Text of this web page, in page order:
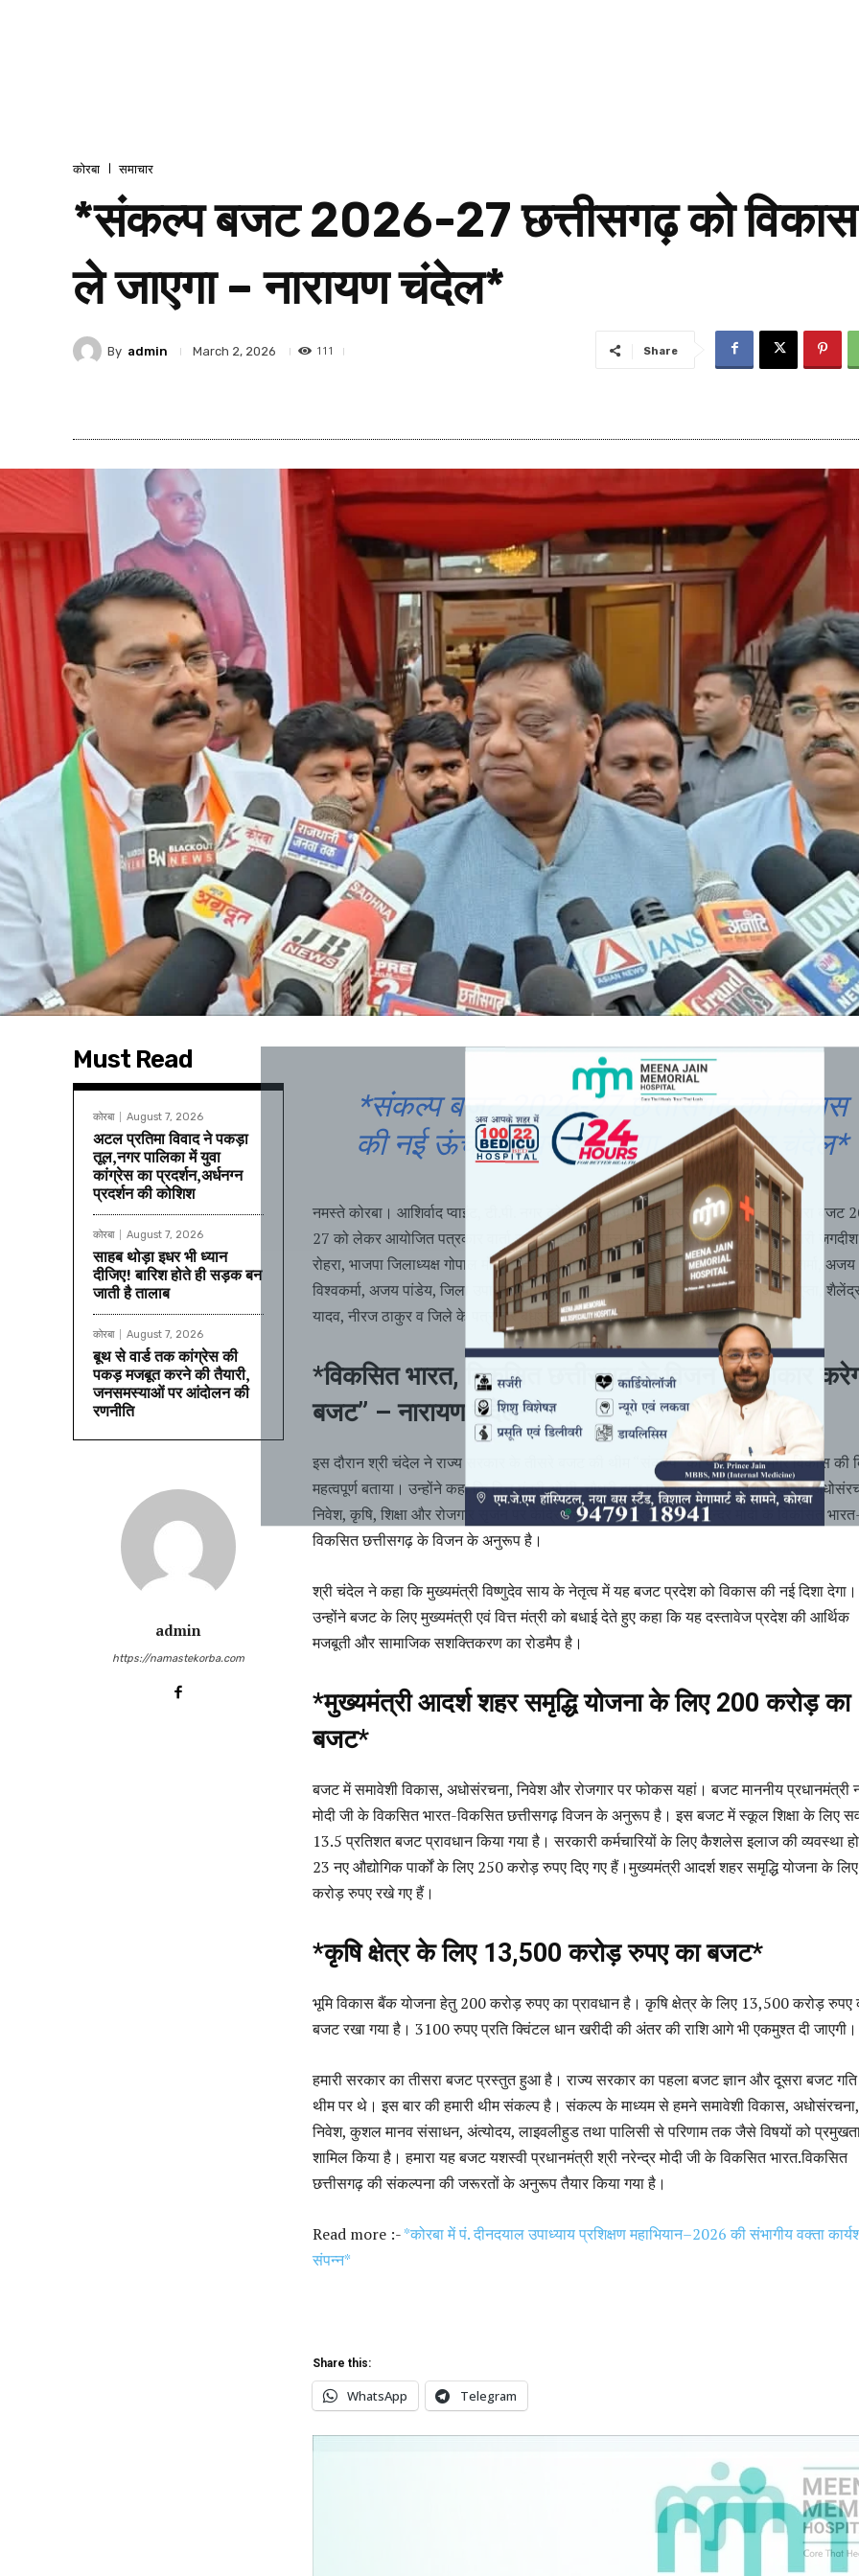
कोरबा समाचार
*संकल्प बजट 2026-27 छत्तीसगढ़ को विकास
ले जाएगा – नारायण चंदेल*
By admin March 2, 2026 111 Share
Must Read
कोरबा August 7, 2026
अटल प्रतिमा विवाद ने पकड़ा
तूल,नगर पालिका में युवा
कांग्रेस का प्रदर्शन,अर्धनग्न
प्रदर्शन की कोशिश
कोरबा August 7, 2026
साहब थोड़ा इधर भी ध्यान
दीजिए! बारिश होते ही सड़क बन
जाती है तालाब
कोरबा August 7, 2026
बूथ से वार्ड तक कांग्रेस की
पकड़ मजबूत करने की तैयारी,
जनसमस्याओं पर आंदोलन की
रणनीति
admin
https://namastekorba.com
*संकल्प बजट 2026-27 छत्तीसगढ़ को विकास
की नई ऊंचाइयों पर ले जाएगा – नारायण चंदेल*
नमस्ते कोरबा। आशिर्वाद प्वाइंट, टी.पी. नगर कोरबा में आज पूर्व नेता प्रतिपक्ष नारायण चंदेल द्वारा बजट
27 को लेकर आयोजित पत्रकार वार्ता सफलतापूर्वक संपन्न हुई। पत्रकार वार्ता में संभाग प्रभारी जगदीश
रोहरा, भाजपा जिलाध्यक्ष गोपाल मोदी, सह संभाग प्रभारी रायपुर डॉ राजीव सिंह, जिला संजय शर्मा, अजय
विश्वकर्मा, अजय पांडेय, जिला उपाध्यक्ष योगेश जैन, लक्की नंदा, जिला मीडिया प्रभारी अर्जुन गुप्ता,
यादव, नीरज ठाकुर व जिले के पत्रकार बंधुओं की उल्लेखनीय उपस्थिति रही।
*विकसित भारत, विकसित छत्तीसगढ़ के विजन को साकार
बजट” – नारायण चंदेल*
इस दौरान श्री चंदेल ने राज्य सरकार के तीसरे बजट की थीम “संकल्प” को प्रदेश के समग्र विकास की
महत्वपूर्ण बताया। उन्होंने कहा कि वित्त मंत्री ओ.पी. चौधरी द्वारा प्रस्तुत बजट समावेशी विकास,
निवेश, कृषि, शिक्षा और रोजगार सृजन पर केंद्रित है तथा यह प्रधानमंत्री नरेन्द्र मोदी के विकसित
विकसित छत्तीसगढ़ के विजन के अनुरूप है।
श्री चंदेल ने कहा कि मुख्यमंत्री विष्णुदेव साय के नेतृत्व में यह बजट प्रदेश को विकास की नई दिशा देगा।
उन्होंने बजट के लिए मुख्यमंत्री एवं वित्त मंत्री को बधाई देते हुए कहा कि यह दस्तावेज प्रदेश की आर्थिक
मजबूती और सामाजिक सशक्तिकरण का रोडमैप है।
*मुख्यमंत्री आदर्श शहर समृद्धि योजना के लिए 200 करोड़ का
बजट*
बजट में समावेशी विकास, अधोसंरचना, निवेश और रोजगार पर फोकस यहां। बजट माननीय प्रधानमंत्री
मोदी जी के विकसित भारत-विकसित छत्तीसगढ़ विजन के अनुरूप है। इस बजट में स्कूल शिक्षा के लिए
13.5 प्रतिशत बजट प्रावधान किया गया है। सरकारी कर्मचारियों के लिए कैशलेस इलाज की व्यवस्था
23 नए औद्योगिक पार्कों के लिए 250 करोड़ रुपए दिए गए हैं।मुख्यमंत्री आदर्श शहर समृद्धि योजना के
करोड़ रुपए रखे गए हैं।
*कृषि क्षेत्र के लिए 13,500 करोड़ रुपए का बजट*
भूमि विकास बैंक योजना हेतु 200 करोड़ रुपए का प्रावधान है। कृषि क्षेत्र के लिए 13,500 करोड़ रुपए
बजट रखा गया है। 3100 रुपए प्रति क्विंटल धान खरीदी की अंतर की राशि आगे भी एकमुश्त दी जाएगी।
हमारी सरकार का तीसरा बजट प्रस्तुत हुआ है। राज्य सरकार का पहला बजट ज्ञान और दूसरा बजट
थीम पर थे। इस बार की हमारी थीम संकल्प है। संकल्प के माध्यम से हमने समावेशी विकास, अधोसंरचना,
निवेश, कुशल मानव संसाधन, अंत्योदय, लाइवलीहुड तथा पालिसी से परिणाम तक जैसे विषयों को
शामिल किया है। हमारा यह बजट यशस्वी प्रधानमंत्री श्री नरेन्द्र मोदी जी के विकसित भारत.विकसित
छत्तीसगढ़ की संकल्पना की जरूरतों के अनुरूप तैयार किया गया है।
Read more :-*कोरबा में पं. दीनदयाल उपाध्याय प्रशिक्षण महाभियान–2026 की संभागीय वक्ता
संपन्न*
Share this:
WhatsApp Telegram